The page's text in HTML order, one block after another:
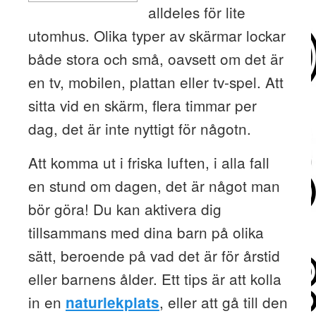
alldeles för lite
utomhus. Olika typer av skärmar lockar
både stora och små, oavsett om det är
en tv, mobilen, plattan eller tv-spel. Att
sitta vid en skärm, flera timmar per
dag, det är inte nyttigt för någotn.
Att komma ut i friska luften, i alla fall
en stund om dagen, det är något man
bör göra! Du kan aktivera dig
tillsammans med dina barn på olika
sätt, beroende på vad det är för årstid
eller barnens ålder. Ett tips är att kolla
in en naturlekplats, eller att gå till den